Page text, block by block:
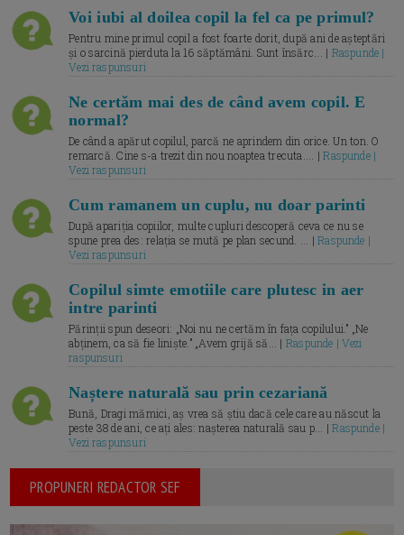
Voi iubi al doilea copil la fel ca pe primul?
Pentru mine primul copil a fost foarte dorit, după ani de așteptări
și o sarcină pierduta la 16 săptămâni. Sunt însărc... | Raspunde |
Vezi raspunsuri
Ne certăm mai des de când avem copil. E
normal?
De când a apărut copilul, parcă ne aprindem din orice. Un ton. O
remarcă. Cine s-a trezit din nou noaptea trecuta.... |Raspunde |
Vezi raspunsuri
Cum ramanem un cuplu, nu doar parinti
După apariția copiilor, multe cupluri descoperă ceva ce nu se
spune prea des: relația se mută pe plan secund. ... |Raspunde |
Vezi raspunsuri
Copilul simte emotiile care plutesc in aer
intre parinti
Părinții spun deseori: „Noi nu ne certăm în fața copilului.” „Ne
abținem, ca să fie liniște.” „Avem grijă să... | Raspunde | Vezi
raspunsuri
Naștere naturală sau prin cezariană
Bună, Dragi mămici, aș vrea să știu dacă cele care au născut la
peste 38 de ani, ce ați ales: nașterea naturală sau p... |Raspunde |
Vezi raspunsuri
PROPUNERI REDACTOR SEF